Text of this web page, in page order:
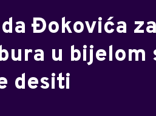
Đokovića
u
desiti